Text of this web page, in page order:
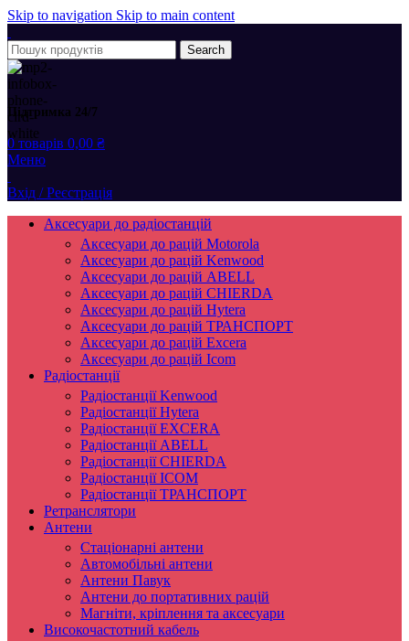
Skip to navigation Skip to main content
Search
Підтримка 24/7
0 товарів 0,00 ₴
Меню
Вхід / Реєстрація
Аксесуари до радіостанцій
Аксесуари до рацій Motorola
Аксесуари до рацій Kenwood
Аксесуари до рацій ABELL
Аксесуари до рацій CHIERDA
Аксесуари до рацій Hytera
Аксесуари до рацій ТРАНСПОРТ
Аксесуари до рацій Excera
Аксесуари до рацій Icom
Радіостанції
Радіостанції Kenwood
Радіостанції Hytera
Радіостанції EXCERA
Радіостанції ABELL
Радіостанції CHIERDA
Радіостанції ICOM
Радіостанції ТРАНСПОРТ
Ретранслятори
Антени
Стаціонарні антени
Автомобільні антени
Антени Павук
Антени до портативних рацій
Магніти, кріплення та аксесуари
Високочастотний кабель